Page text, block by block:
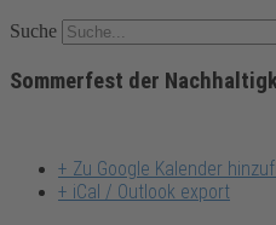
Suche
Sommerfest der
+ Zu Google Kalender
+ iCal / Outlook export